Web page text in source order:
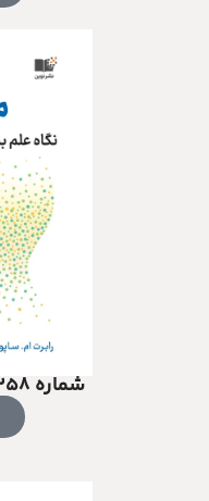
شماره ۳۵۸: کتاب تعیین شده